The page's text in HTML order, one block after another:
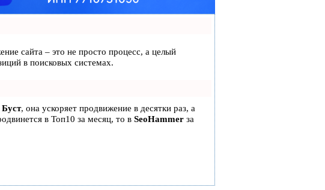
сайта – это не просто процесс, а целый
в поисковых системах.
Буст, она ускоряет продвижение в десятки раз, а
в Топ10 за месяц, то в SeoHammer за